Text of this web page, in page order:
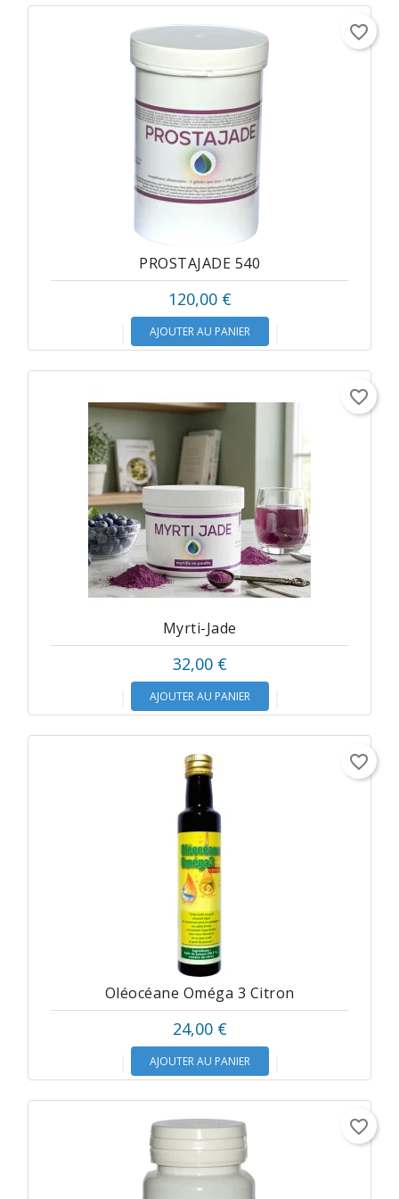
PROSTAJADE 540
120,00 €
AJOUTER AU PANIER
favorite_border
Myrti-Jade
32,00 €
AJOUTER AU PANIER
favorite_border
Oléocéane Oméga 3 Citron
24,00 €
AJOUTER AU PANIER
favorite_border
favorite_border